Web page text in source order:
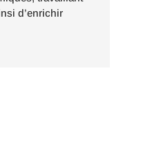
d’enrichir